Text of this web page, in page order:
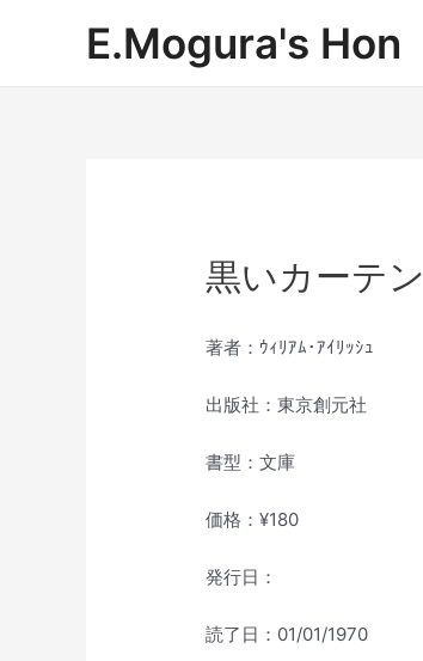
E.Mogura's Hon
黒いカーテン
著者：ｳｨﾘｱﾑ･ｱｲﾘｯｼｭ
出版社：東京創元社
書型：文庫
価格：¥180
発行日：
読了日：01/01/1970